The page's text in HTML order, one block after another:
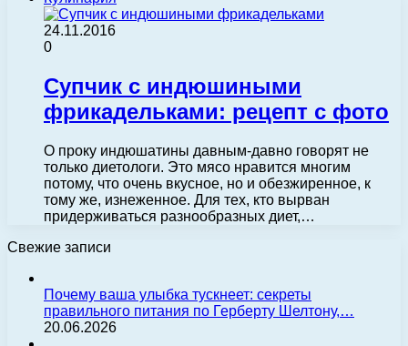
24.11.2016
0
Супчик с индюшиными
фрикадельками: рецепт с фото
О проку индюшатины давным-давно говорят не
только диетологи. Это мясо нравится многим
потому, что очень вкусное, но и обезжиренное, к
тому же, изнеженное. Для тех, кто вырван
придерживаться разнообразных диет,…
Свежие записи
Почему ваша улыбка тускнеет: секреты
правильного питания по Герберту Шелтону,…
20.06.2026